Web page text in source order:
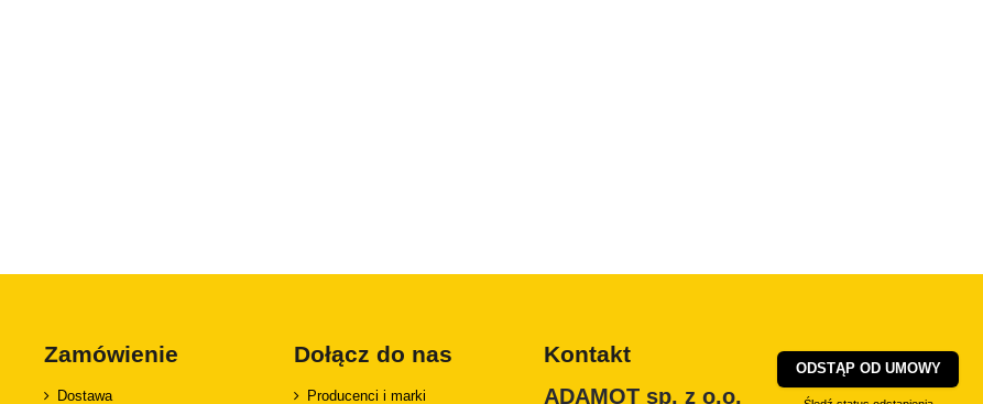
Zamówienie
Dostawa
Dołącz do nas
Producenci i marki
Kontakt
ADAMOT sp. z o.o.
ODSTĄP OD UMOWY